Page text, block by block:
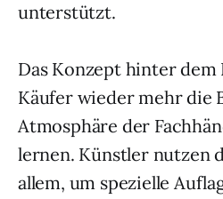
unterstützt.
Das Konzept hinter dem
Käufer wieder mehr die
Atmosphäre der
lernen. Künstler nutzen
allem, um spezielle